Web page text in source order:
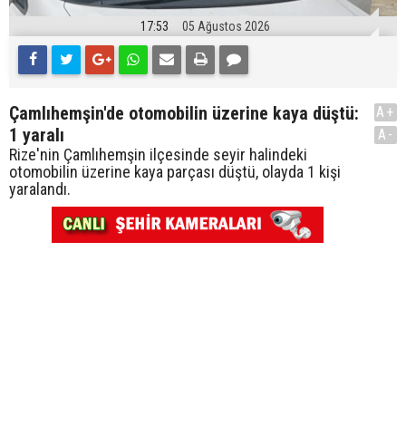
17:53 05 Ağustos 2026
Çamlıhemşin'de otomobilin üzerine kaya düştü:
1 yaralı
Rize'nin Çamlıhemşin ilçesinde seyir halindeki
otomobilin üzerine kaya parçası düştü, olayda 1 kişi
yaralandı.
A+
A-